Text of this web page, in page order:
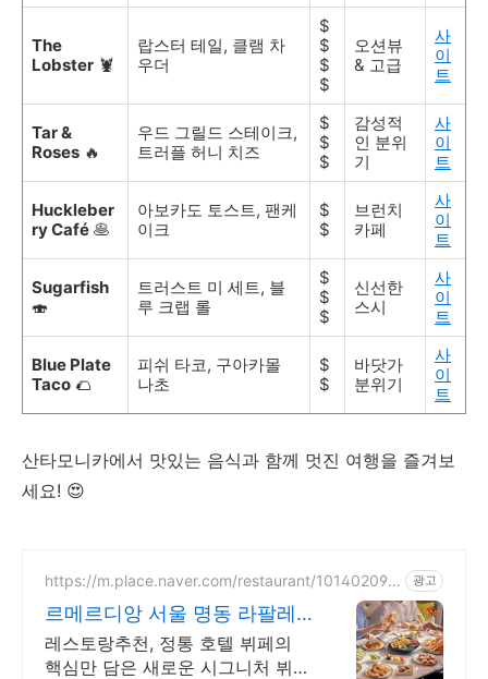
The
Lobster 🦞
랍스터 테일, 클램 차
우더
$
$
$
$
오션뷰
& 고급
사
이
트
Tar &
Roses 🔥
우드 그릴드 스테이크,
트러플 허니 치즈
$
$
$
감성적
인 분위
기
사
이
트
Huckleber
ry Café 🥞
아보카도 토스트, 팬케
이크
$
$
브런치
카페
사
이
트
Sugarfish
🍣
트러스트 미 세트, 블
루 크랩 롤
$
$
$
신선한
스시
사
이
트
Blue Plate
Taco 🌮
피쉬 타코, 구아카몰
나초
$
$
바닷가
분위기
사
이
트
산타모니카에서 맛있는 음식과 함께 멋진 여행을 즐겨보
세요! 😍
https://m.place.naver.com/restaurant/101402094
광고
르메르디앙 서울 명동 라팔레
트 파리
레스토랑추천, 정통 호텔 뷔페의
핵심만 담은 새로운 시그니처 뷔페